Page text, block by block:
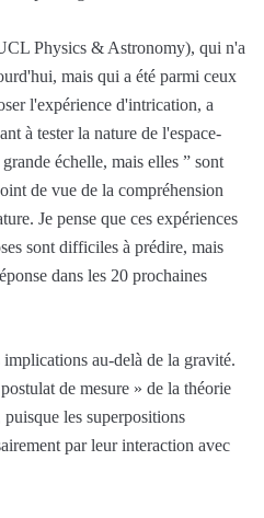
Physics & Astronomy), qui n'a
mais qui a été parmi ceux
l'expérience d'intrication, a
à tester la nature de l'espace-
échelle, mais elles ” sont
de vue de la compréhension
Je pense que ces expériences
sont difficiles à prédire, mais
dans les 20 prochaines
au-delà de la gravité.
de mesure » de la théorie
puisque les superpositions
par leur interaction avec